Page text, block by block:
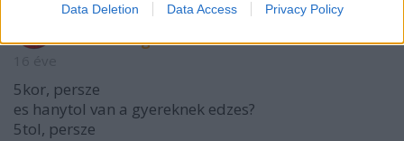
Data Deletion Data Access Privacy Policy
Azt az elkényeztetett hokiszurkoló
mindenségit!
5kor, persze
es hanytol van a gyereknek edzes?
5tol, persze